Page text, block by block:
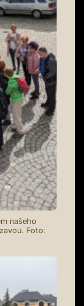
našeho
Foto: